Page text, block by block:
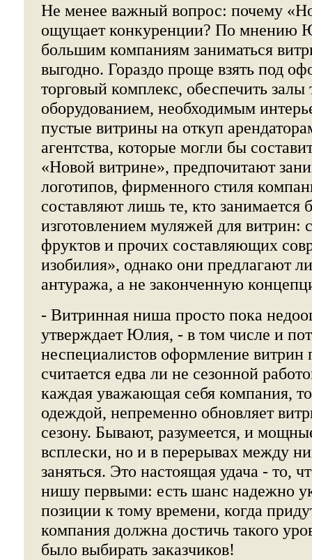
Не менее важный вопрос: почему
ощущает конкуренции? По мнению
большим компаниям заниматься
выгодно. Гораздо проще взять под
торговый комплекс, обеспечить залы
оборудованием, необходимым
пустые витрины на откуп
агентства, которые могли бы
«Новой витрине», предпочитают
логотипов, фирменного стиля
составляют лишь те, кто занимается
изготовлением муляжей для витрин:
фруктов и прочих составляющих
изобилия», однако они предлагают
антуража, а не законченную
- Витринная ниша просто пока
утверждает Юлия, - в том числе и
неспециалистов оформление витрин
считается едва ли не сезонной
каждая уважающая себя компания,
одеждой, непременно обновляет
сезону. Бывают, разумеется, и
всплески, но и в перерывах между
заняться. Это настоящая удача - то,
нишу первыми: есть шанс надежно
позиции к тому времени, когда
компания должна достичь такого
было выбирать заказчиков!